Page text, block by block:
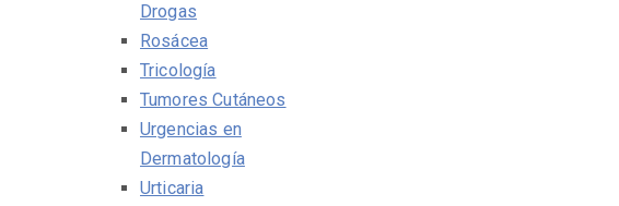
Drogas
Rosácea
Tricología
Tumores Cutáneos
Urgencias en
Dermatología
Urticaria